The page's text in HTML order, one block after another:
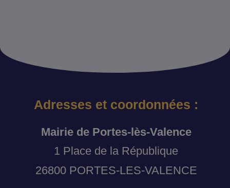
Adresses et coordonnées :
Mairie de Portes-lès-Valence
1 Place de la République
26800 PORTES-LES-VALENCE